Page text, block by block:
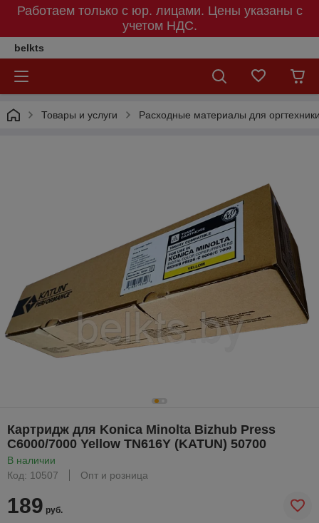
Работаем только с юр. лицами. Цены указаны c
учетом НДС.
belkts
Товары и услуги Расходные материалы для
Картридж для Konica Minolta Bizhub Press
C6000/7000 Yellow TN616Y (KATUN) 50700
В наличии
Код: 10507
Опт и розница
189 руб.